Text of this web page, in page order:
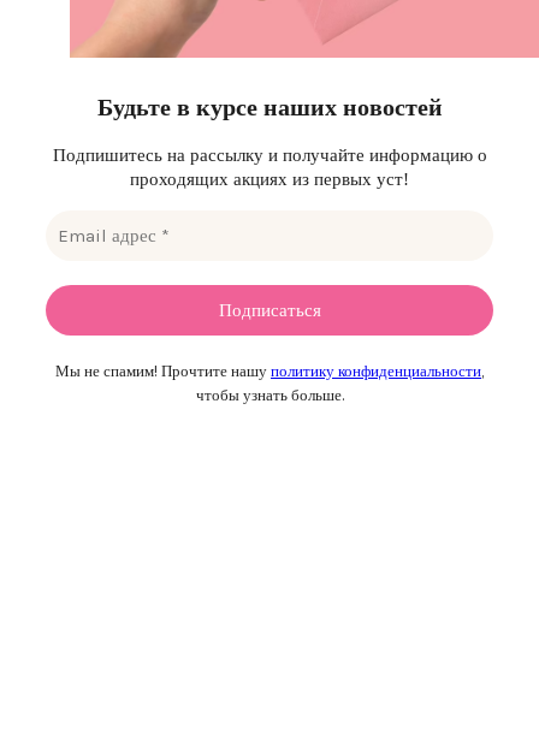
Будьте в курсе наших новостей
Подпишитесь на рассылку и получайте информацию о
проходящих акциях из первых уст!
Мы не спамим! Прочтите нашу политику конфиденциальности,
чтобы узнать больше.